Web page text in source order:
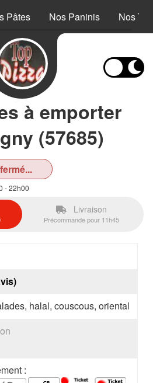
Pâtes Nos Paninis Nos
à emporter
(57685)
- 22h00
Livraison
Précommande pour 11h45
halal, couscous, oriental
: